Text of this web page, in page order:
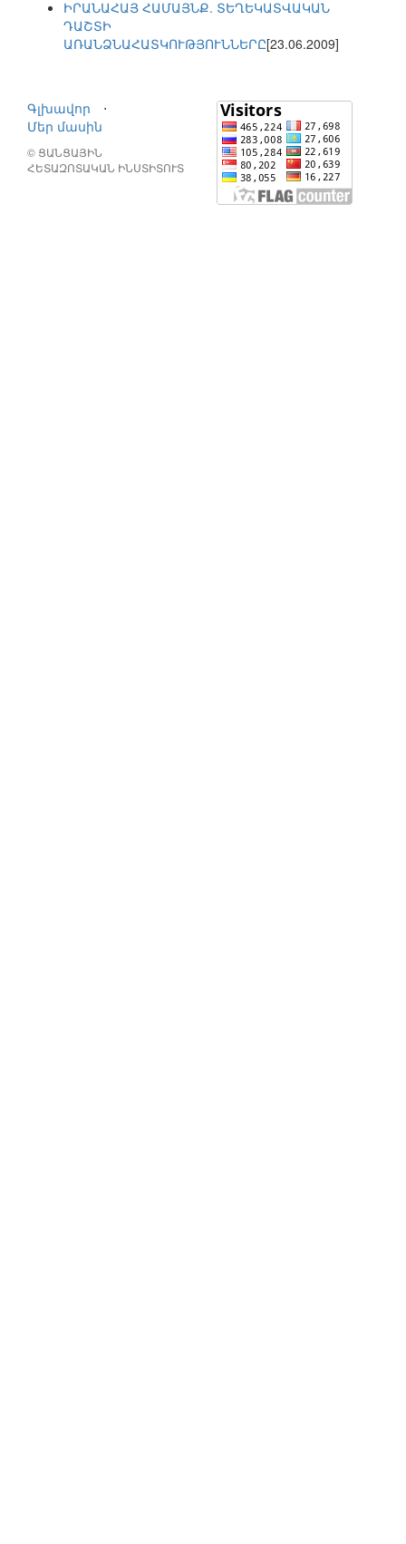
ԻՐԱՆԱՀԱՅ ՀԱՄԱՅՆՔ. ՏԵՂԵԿԱՏՎԱԿԱՆ
ԴԱՇՏԻ
ԱՌԱՆՁՆԱՀԱՏԿՈՒԹՅՈՒՆՆԵՐԸ[23.06.2009]
Գլխավոր
⋅
Մեր մասին
© ՑԱՆՑԱՅԻՆ
ՀԵՏԱԶՈՏԱԿԱՆ ԻՆՍՏԻՏՈՒՏ